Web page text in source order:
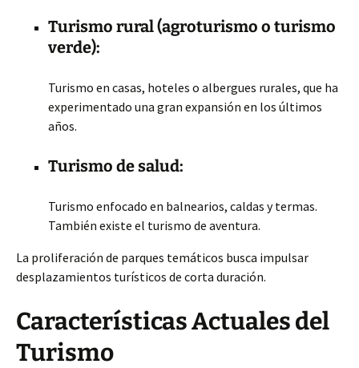
Turismo rural (agroturismo o turismo
verde):
Turismo en casas, hoteles o albergues rurales, que ha
experimentado una gran expansión en los últimos
años.
Turismo de salud:
Turismo enfocado en balnearios, caldas y termas.
También existe el turismo de aventura.
La proliferación de parques temáticos busca impulsar
desplazamientos turísticos de corta duración.
Características Actuales del
Turismo